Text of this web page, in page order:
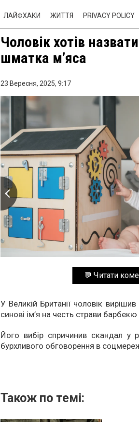
ЛАЙФХАКИ ЖИТТЯ PRIVACY POLICY
Чоловік хотів
шматка м’яса
23 Вересня, 2025, 9:17
💬 Читати
У Великій Британії чоловік
синові ім’я на честь страви
Його вибір спричинив скандал у
бурхливого обговорення в
Також по темі: